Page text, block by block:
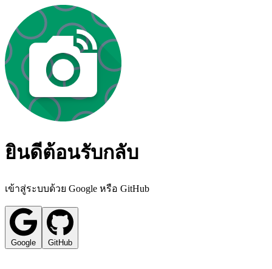
ยินดีต้อนรับกลับ
เข้าสู่ระบบด้วย Google หรือ GitHub
Google GitHub